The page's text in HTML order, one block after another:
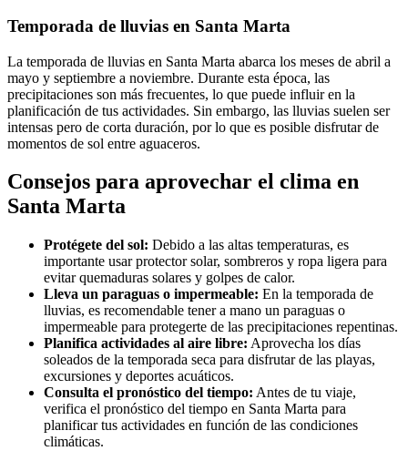
Temporada de lluvias en Santa Marta
La temporada de lluvias en Santa Marta abarca los meses de abril a
mayo y septiembre a noviembre. Durante esta época, las
precipitaciones son más frecuentes, lo que puede influir en la
planificación de tus actividades. Sin embargo, las lluvias suelen ser
intensas pero de corta duración, por lo que es posible disfrutar de
momentos de sol entre aguaceros.
Consejos para aprovechar el clima en
Santa Marta
Protégete del sol: Debido a las altas temperaturas, es
importante usar protector solar, sombreros y ropa ligera para
evitar quemaduras solares y golpes de calor.
Lleva un paraguas o impermeable: En la temporada de
lluvias, es recomendable tener a mano un paraguas o
impermeable para protegerte de las precipitaciones repentinas.
Planifica actividades al aire libre: Aprovecha los días
soleados de la temporada seca para disfrutar de las playas,
excursiones y deportes acuáticos.
Consulta el pronóstico del tiempo: Antes de tu viaje,
verifica el pronóstico del tiempo en Santa Marta para
planificar tus actividades en función de las condiciones
climáticas.